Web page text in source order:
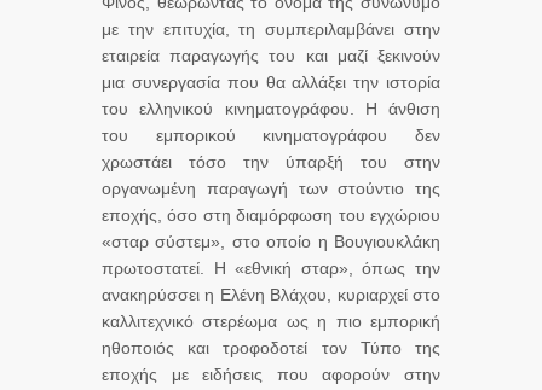
με την επιτυχία, τη συμπεριλαμβάνει στην
εταιρεία παραγωγής του και μαζί ξεκινούν
μια συνεργασία που θα αλλάξει την ιστορία
του ελληνικού κινηματογράφου. Η άνθιση
του εμπορικού κινηματογράφου δεν
χρωστάει τόσο την ύπαρξή του στην
οργανωμένη παραγωγή των στούντιο της
εποχής, όσο στη διαμόρφωση του εγχώριου
«σταρ σύστεμ», στο οποίο η Βουγιουκλάκη
πρωτοστατεί. Η «εθνική σταρ», όπως την
ανακηρύσσει η Ελένη Βλάχου, κυριαρχεί στο
καλλιτεχνικό στερέωμα ως η πιο εμπορική
ηθοποιός και τροφοδοτεί τον Τύπο της
εποχής με ειδήσεις που αφορούν στην